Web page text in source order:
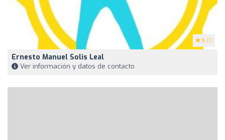
5 (1)
Ernesto Manuel Solis Leal
Ver información y datos de contacto